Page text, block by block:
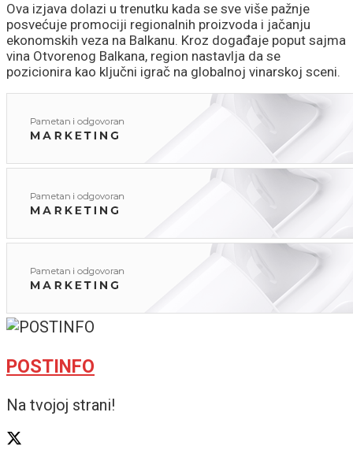
Ova izjava dolazi u trenutku kada se sve više pažnje
posvećuje promociji regionalnih proizvoda i jačanju
ekonomskih veza na Balkanu. Kroz događaje poput sajma
vina Otvorenog Balkana, region nastavlja da se
pozicionira kao ključni igrač na globalnoj vinarskoj sceni.
POSTINFO
Na tvojoj strani!